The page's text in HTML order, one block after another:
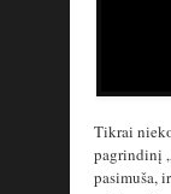
Tikrai
pagrindinį
pasimuša,